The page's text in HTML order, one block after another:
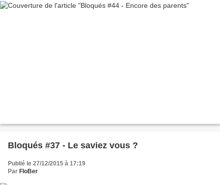
Bloqués #37 - Le saviez vous ?
Publié le 27/12/2015 à 17:19
Par FloBer